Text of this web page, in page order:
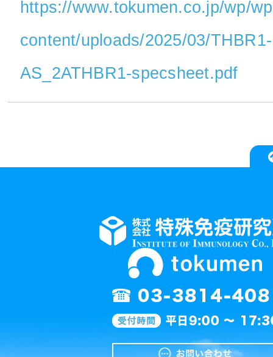
https://www.tokumen.co.jp/wp/
content/uploads/2025/03/THBR1-
AS_2ATHBR1-specsheet.pdf